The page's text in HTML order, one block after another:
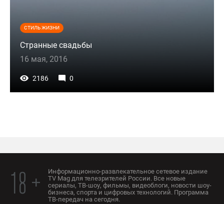
СТИЛЬ ЖИЗНИ
Странные свадьбы
16 мая, 2016
2186 0
18 +
Информационно-развлекательное сетевое издание
TV Mag для телезрителей России. Все новые
сериалы, ТВ-шоу, фильмы, видеоблоги, новости шоу-
бизнеса, спорта и цифровых технологий. Программа
ТВ-передач на сегодня.